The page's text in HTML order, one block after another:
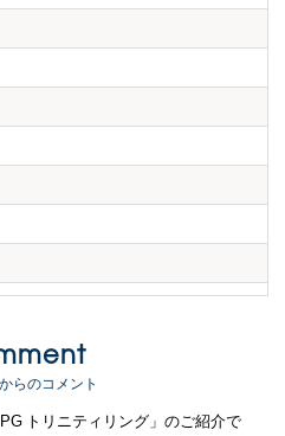
らのコメント
トリニティリング」のご紹介で